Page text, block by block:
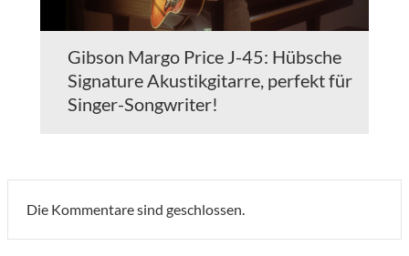
Gibson Margo Price J-45: Hübsche
Signature Akustikgitarre, perfekt für
Singer-Songwriter!
Die Kommentare sind geschlossen.